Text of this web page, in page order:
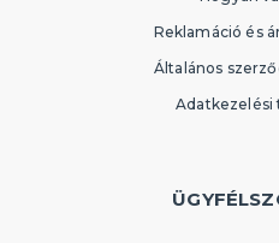
Reklamáció és
Általános
Adatkezelési